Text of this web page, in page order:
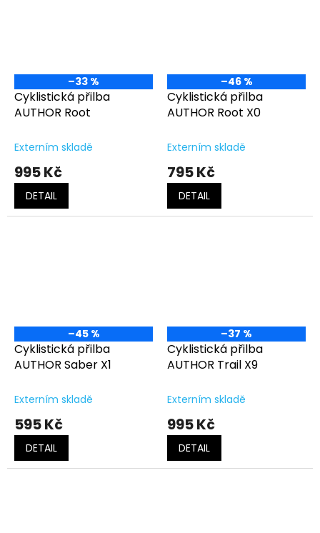
–33 %
Cyklistická přilba
AUTHOR Root
Externím skladě
995 Kč
DETAIL
–46 %
Cyklistická přilba
AUTHOR Root X0
Externím skladě
795 Kč
DETAIL
–45 %
Cyklistická přilba
AUTHOR Saber X1
Externím skladě
595 Kč
DETAIL
–37 %
Cyklistická přilba
AUTHOR Trail X9
Externím skladě
995 Kč
DETAIL